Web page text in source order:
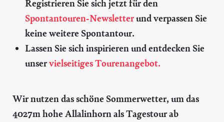
Registrieren Sie sich jetzt für den
Spontantouren-Newsletterund verpassen Sie
keine weitere Spontantour.
Lassen Sie sich inspirieren und entdecken Sie
unservielseitiges Tourenangebot.
Wir nutzen das schöne Sommerwetter, um das
4027m hohe Allalinhorn als Tagestour ab